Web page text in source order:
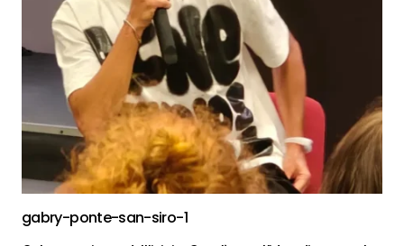
gabry-ponte-san-siro-1